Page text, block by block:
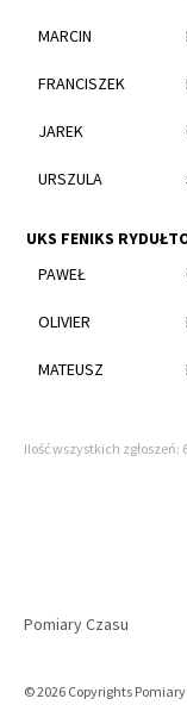
MARCIN
FRANCISZEK
JAREK
URSZULA
UKS FENIKS
PAWEŁ
OLIVIER
MATEUSZ
Ilość wszystkich zgłoszeń:
Pomiary Czasu
© 2026 Copyrights